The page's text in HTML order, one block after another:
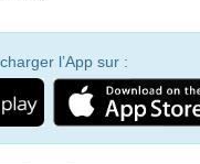
l’App sur :